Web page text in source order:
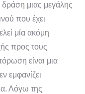
δράση μιας μεγάλης
που έχει
μία ακόμη
προς τους
είναι μια
εμφανίζει
Λόγω της